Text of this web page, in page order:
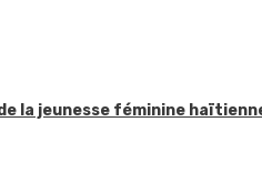
la jeunesse féminine